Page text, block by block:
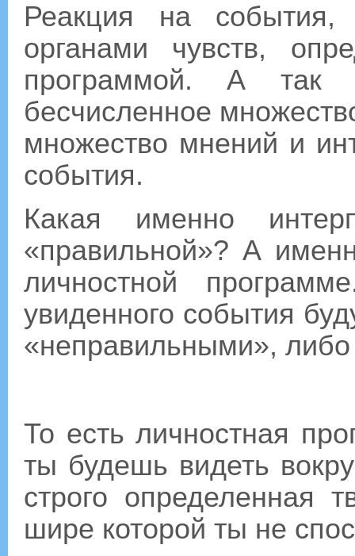
Реакция на события,
органами чувств,
программой. А так
бесчисленное
множество мнений и
события.
Какая именно
«правильной»? А
личностной
увиденного события
«неправильными»,
То есть личностная
ты будешь видеть
строго определенная
шире которой ты не